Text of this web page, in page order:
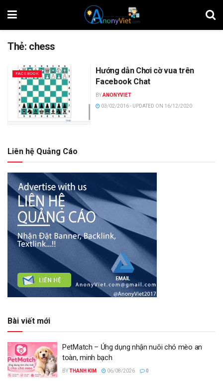
Thẻ: chess
FACEBOOK
Hướng dẫn Chơi cờ vua trên
Facebook Chat
BYANONYVIET
03/02/2016 - UPDATED ON 16/12/2020
Liên hệ Quảng Cáo
Bài viết mới
PetMatch – Ứng dụng nhận nuôi chó mèo an
toàn, minh bạch
BYTHANH KIM 06/08/2026 0